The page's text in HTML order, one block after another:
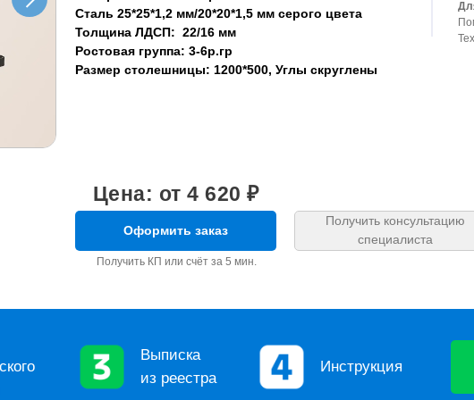
комплект
система Премиум
кабель-канал, модульная
доска 16:9
32768 х 32768
доска 16:10
0,1 мм
32768 х 32768
система
панелью
решение для любого
хранения для рельсовой
Сталь 25*25*1,2 мм/20*20*1,5 мм серого цвета
Толщина ЛДСП: 22/16 мм
Ростовая группа: 3-6р.гр
Размер столешницы: 1200*500, Углы скруглены
Получить КП или счёт за 5 мин.
Цена: от 4 620 ₽
Оформить заказ
Получить консультацию
специалиста
Выписка
из реестра
Инструкция